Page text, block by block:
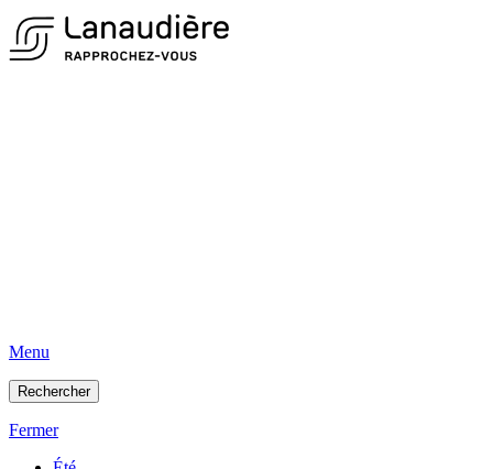
Menu
Rechercher
Fermer